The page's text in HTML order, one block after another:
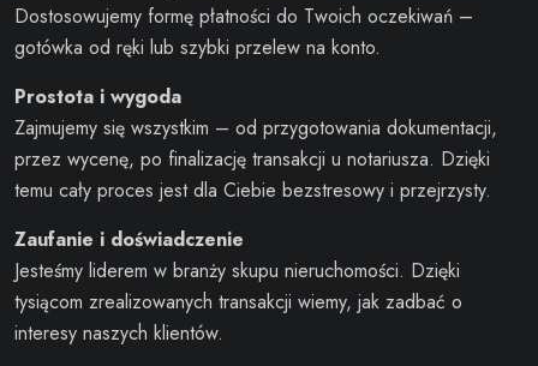
Dostosowujemy formę płatności do Twoich oczekiwań –
gotówka od ręki lub szybki przelew na konto.
Prostota i wygoda
Zajmujemy się wszystkim – od przygotowania dokumentacji,
przez wycenę, po finalizację transakcji u notariusza. Dzięki
temu cały proces jest dla Ciebie bezstresowy i przejrzysty.
Zaufanie i doświadczenie
Jesteśmy liderem w branży skupu nieruchomości. Dzięki
tysiącom zrealizowanych transakcji wiemy, jak zadbać o
interesy naszych klientów.